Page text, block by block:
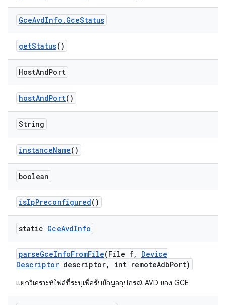
GceAvdInfo . GceStatus
getStatus()
HostAndPort
hostAndPort()
String
instanceName()
boolean
isIpPreconfigured()
static GceAvdInfo
parseGceInfoFromFile(File f,
Device
Descriptor descriptor, int remoteAdbPort)
แยกวิเคราะห์ไฟล์ที่ระบุเพื่อรับข้อมูลอุปกรณ์ AVD ของ GCE